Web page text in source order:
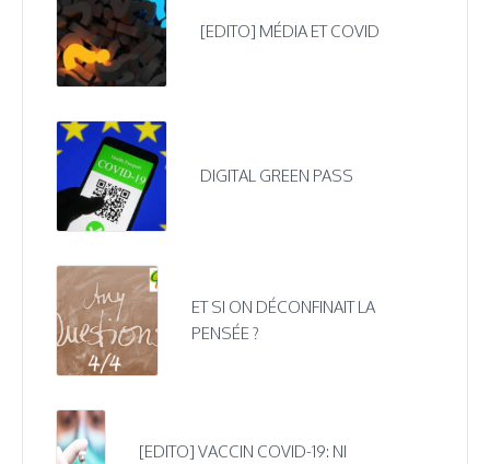
[EDITO] MÉDIA ET COVID
DIGITAL GREEN PASS
ET SI ON DÉCONFINAIT LA
PENSÉE ?
[EDITO] VACCIN COVID-19: NI